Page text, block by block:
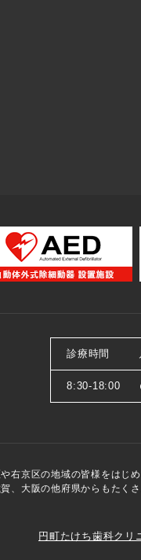
診療時間
8:30-18:00
右京区の地域の皆様をはじ
、大阪の他府県からもたく
円町たけち歯科クリ